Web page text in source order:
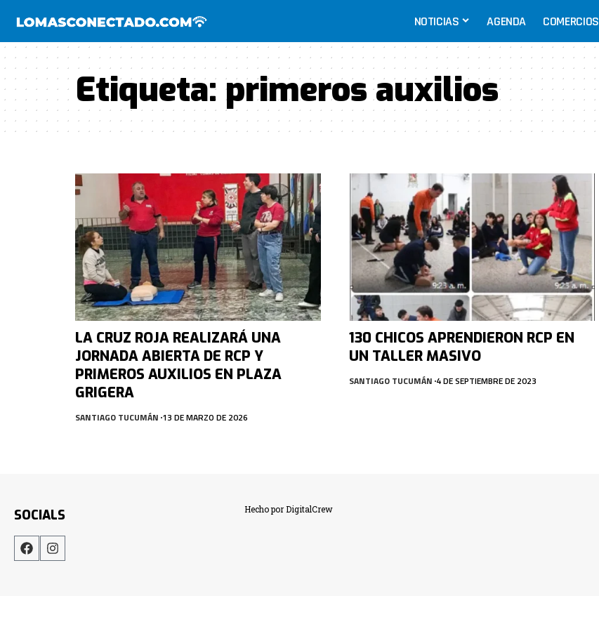
NOTICIAS AGENDA COMERCIOS
Etiqueta: primeros auxilios
LA CRUZ ROJA REALIZARÁ UNA
JORNADA ABIERTA DE RCP Y
PRIMEROS AUXILIOS EN PLAZA
GRIGERA
SANTIAGO TUCUMÁN 13 DE MARZO DE 2026
130 CHICOS APRENDIERON RCP EN
UN TALLER MASIVO
SANTIAGO TUCUMÁN 4 DE SEPTIEMBRE DE 2023
SOCIALS Hecho por DigitalCrew